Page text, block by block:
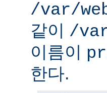
/var/
같이 /
이름이
한다.